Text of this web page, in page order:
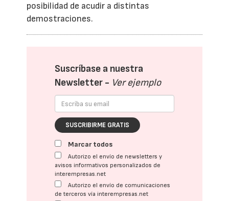
posibilidad de acudir a distintas
demostraciones.
Suscríbase a nuestra
Newsletter - Ver ejemplo
SUSCRIBIRME GRATIS
Marcar todos
Autorizo el envío de newsletters y
avisos informativos personalizados de
interempresas.net
Autorizo el envío de comunicaciones
de terceros vía interempresas.net